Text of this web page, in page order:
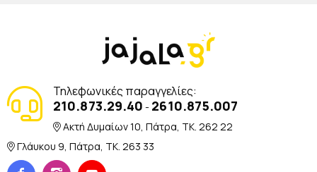
Τηλεφωνικές παραγγελίες:
210.873.29.40 - 2610.875.007
Ακτή Δυμαίων 10, Πάτρα, TK. 262 22
Γλάυκου 9, Πάτρα, TK. 263 33